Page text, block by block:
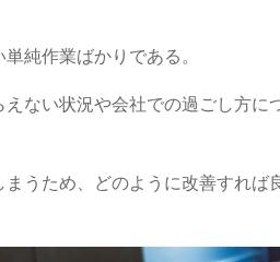
純作業ばかりである。
ない状況や会社での過ごし方に
うため、どのように改善すれば